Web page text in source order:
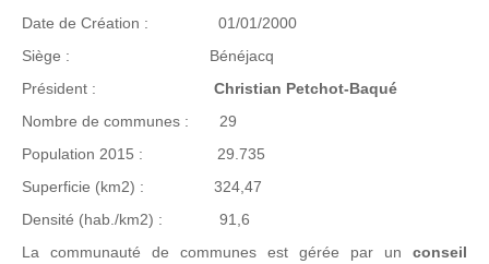
Date de Création : 01/01/2000
Siège : Bénéjacq
Président : Christian Petchot-Baqué
Nombre de communes : 29
Population 2015 : 29.735
Superficie (km2) : 324,47
Densité (hab./km2) : 91,6
La communauté de communes est gérée par un conseil